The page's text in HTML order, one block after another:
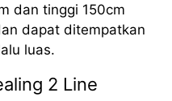
dan tinggi 150cm
dapat ditempatkan
luas.
2 Line